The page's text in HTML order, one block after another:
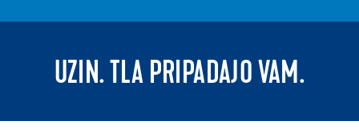
UZIN. TLA PRIPADAJO VAM.